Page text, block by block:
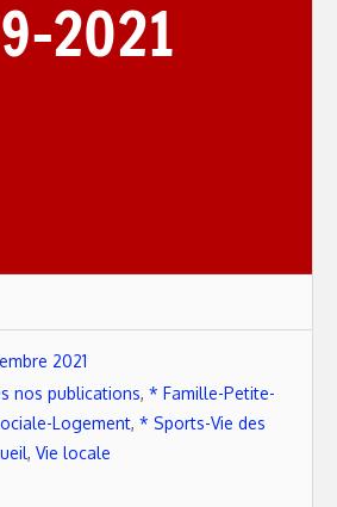
2021
2021
nos publications, * Famille-Petite-
Logement, * Sports-Vie des
, Vie locale